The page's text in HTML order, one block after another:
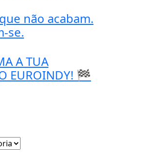
não acabam.
se.
A TUA
EUROINDY! 🏁